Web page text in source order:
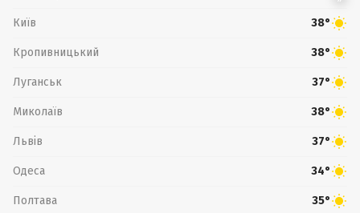
Київ 38°
Кропивницький 38°
Луганськ 37°
Миколаїв 38°
Львів 37°
Одеса 34°
Полтава 35°